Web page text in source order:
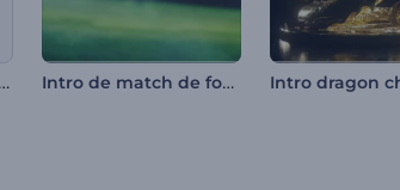
effet verre liquide Intro de match de football Intro dragon